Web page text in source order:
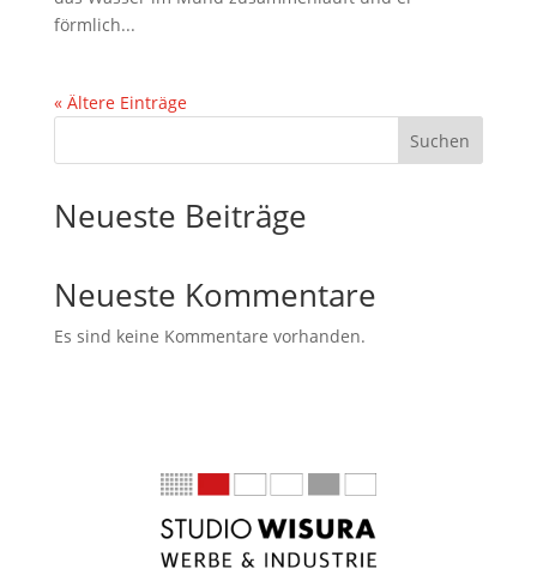
förmlich...
« Ältere Einträge
Suchen
Neueste Beiträge
Neueste Kommentare
Es sind keine Kommentare vorhanden.